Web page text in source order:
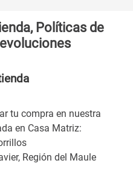
Políticas de
tu compra en nuestra
en Casa Matriz:
Región del Maule